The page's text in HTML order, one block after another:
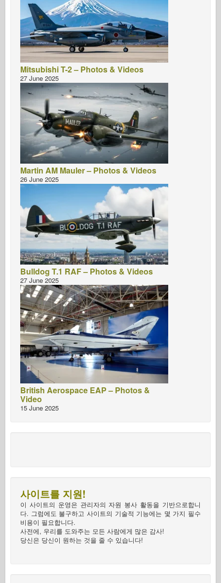
Mitsubishi T-2 – Photos & Videos
27 June 2025
Martin AM Mauler – Photos & Videos
26 June 2025
Bulldog T.1 RAF – Photos & Videos
27 June 2025
British Aerospace EAP – Photos &
Video
15 June 2025
사이트를 지원!
이 사이트의 운영은 관리자의 자원 봉사 활동을 기반으로합니
다. 그럼에도 불구하고 사이트의 기술적 기능에는 몇 가지 필수
비용이 필요합니다.
사전에, 우리를 도와주는 모든 사람에게 많은 감사!
당신은 당신이 원하는 것을 줄 수 있습니다!